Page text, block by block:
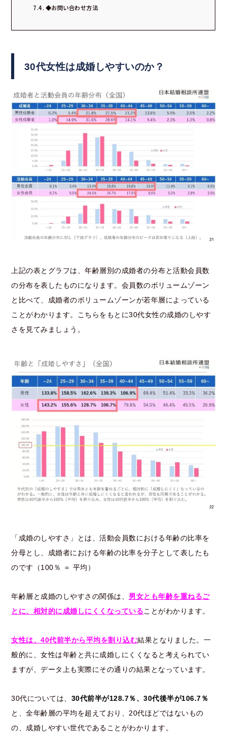
◆お問い合わせ方法
30代女性は成婚しやすいのか？
上記の表とグラフは、年齢層別の成婚者の分布と活動会員数
の分布を表したものになります。 会員数のボリュームゾーン
と比べて、成婚者のボリュームゾーンが若年層によっている
ことがわかります。
こちらをもとに30代女性の成婚のしやす
さを見てみましょう。
「成婚のしやすさ」とは、活動会員数における年齢の比率を
分母とし、成婚者における年齢の比率を分子として表したも
のです（100％ ＝ 平均）
年齢層と成婚のしやすさの関係は、 男女とも年齢を重ねるご
とに、相対的に成婚しにくくなっていることがわかります。
女性は、40代前半から平均を割り込む結果となりました。 一
般的に、女性は年齢と共に成婚しにくくなると考えられてい
ますが、データ上も実際にその通りの結果となっています。
30代については、 30代前半が128.7％、30代後半が106.7％
と、全年齢層の平均を超えており、20代ほどではないもの
の、成婚しやすい世代であることがわかります。